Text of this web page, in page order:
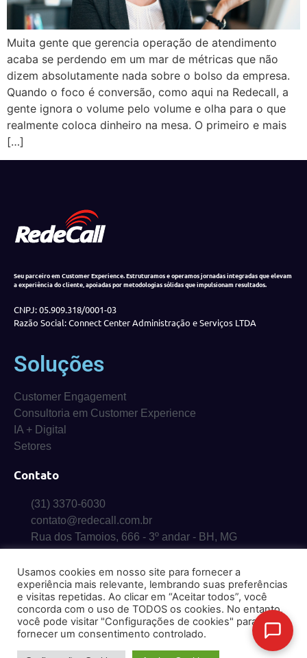
Muita gente que gerencia operação de atendimento
acaba se perdendo em um mar de métricas que não
dizem absolutamente nada sobre o bolso da empresa.
Quando o foco é conversão, como aqui na Redecall, a
gente ignora o volume pelo volume e olha para o que
realmente coloca dinheiro na mesa. O primeiro e mais
[…]
Seu parceiro em Customer Experience. Estruturamos e operamos jornadas integradas que elevam
a experiência do cliente, apoiadas por metodologias sólidas que impulsionam resultados.
CNPJ: 05.909.318/0001-03
Razão Social: Connect Center Administração e Serviços LTDA
Soluções
Customer Engagement
Consultoria em Customer Experience
IA + Digital
Setores
Contato
(31) 3370-6030
contato@redecall.com.br
Rua dos Tamoios, 666 - 3º andar - BH, MG
© 2026 RedeCall. Todos os direitos reservados – Proibida a cópia ou
reprodução.
Usamos cookies em nosso site para fornecer a
experiência mais relevante, lembrando suas preferências
e visitas repetidas. Ao clicar em “Aceitar todos”, você
concorda com o uso de TODOS os cookies. No entanto,
você pode visitar "Configurações de cookies" para
fornecer um consentimento controlado.